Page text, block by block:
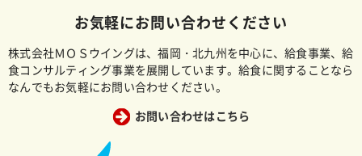
お気軽にお問い合わせください
株式会社ＭＯＳウイングは、福岡・北九州を中心に、給食事業、給
食コンサルティング事業を展開しています。給食に関することなら
なんでもお気軽にお問い合わせください。
お問い合わせはこちら